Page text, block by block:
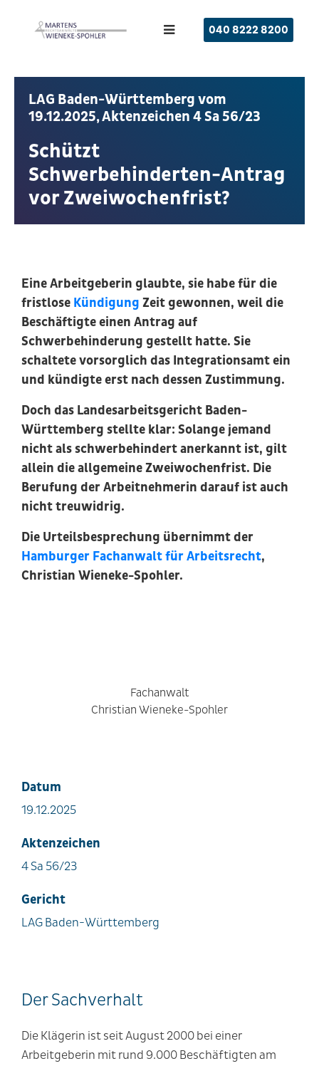
040 8222 8200
LAG Baden-Württemberg vom
19.12.2025, Aktenzeichen 4 Sa 56/23
Schützt
Schwerbehinderten-Antrag
vor Zweiwochenfrist?
Eine Arbeitgeberin glaubte, sie habe für die
fristlose Kündigung Zeit gewonnen, weil die
Beschäftigte einen Antrag auf
Schwerbehinderung gestellt hatte. Sie
schaltete vorsorglich das Integrationsamt ein
und kündigte erst nach dessen Zustimmung.
Doch das Landesarbeitsgericht Baden-
Württemberg stellte klar: Solange jemand
nicht als schwerbehindert anerkannt ist, gilt
allein die allgemeine Zweiwochenfrist. Die
Berufung der Arbeitnehmerin darauf ist auch
nicht treuwidrig.
Die Urteilsbesprechung übernimmt der
Hamburger Fachanwalt für Arbeitsrecht,
Christian Wieneke-Spohler.
Fachanwalt
Christian Wieneke-Spohler
Datum
19.12.2025
Aktenzeichen
4 Sa 56/23
Gericht
LAG Baden-Württemberg
Der Sachverhalt
Die Klägerin ist seit August 2000 bei einer
Arbeitgeberin mit rund 9.000 Beschäftigten am